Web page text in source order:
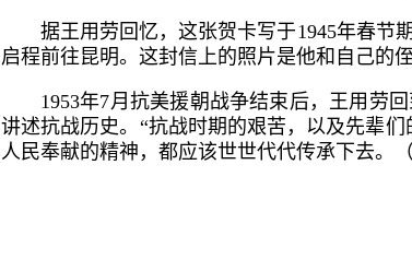
据王用劳回忆，这张贺卡写于1945年春节
启程前往昆明。这封信上的照片是他和自己的
1953年7月抗美援朝战争结束后，王用劳
讲述抗战历史。“抗战时期的艰苦，以及先辈
人民奉献的精神，都应该世世代代传承下去。